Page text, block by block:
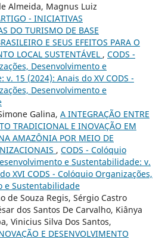
Almeida, Magnus Luiz
- INICIATIVAS
DO TURISMO DE BASE
E SEUS EFEITOS PARA O
LOCAL SUSTENTÁVEL , CODS -
Desenvolvimento e
15 (2024): Anais do XV CODS -
Desenvolvimento e
Galina, A INTEGRAÇÃO ENTRE
TRADICIONAL E INOVAÇÃO EM
AMAZÔNIA POR MEIO DE
, CODS - Colóquio
e Sustentabilidade: v.
XVI CODS - Colóquio Organizações,
e Sustentabilidade
de Souza Regis, Sérgio Castro
dos Santos De Carvalho, Kiânya
Vinicius Silva Dos Santos,
E DESENVOLVIMENTO